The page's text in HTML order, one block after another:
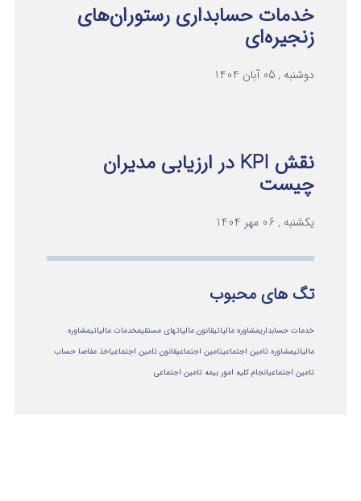
خدمات حسابداری رستوران‌های
زنجیره‌ای
دوشنبه , 05 آبان 1404
نقش KPI در ارزیابی مدیران
چیست
یکشنبه , 06 مهر 1404
تگ های محبوب
خدمات حسابداریمشاوره مالیاتیقانون مالیاتهای مستقیمخدمات مالیاتیمشاوره
مالياتيمشاوره تامین اجتماعیتامین اجتماعیقانون تامین اجتماعیاخذ مفاصا حساب
تامین اجتماعیانجام کلیه امور بیمه تامین اجتماعی